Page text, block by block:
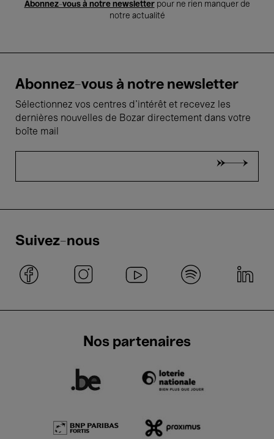
Abonnez-vous à notre newsletterpour ne rien manquer de
notre actualité
Abonnez-vous à notre newsletter
Sélectionnez vos centres d'intérêt et recevez les
dernières nouvelles de Bozar directement dans votre
boîte mail
Suivez-nous
Nos partenaires